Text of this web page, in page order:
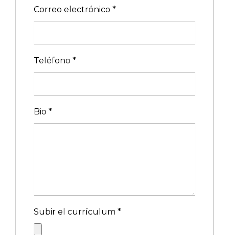
Correo electrónico *
Teléfono *
Bio *
Subir el currículum *